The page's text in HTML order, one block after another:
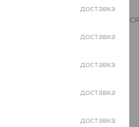
Карта сайта
ресурсе применяются
доставка
доставка
доставка
доставка
доставка